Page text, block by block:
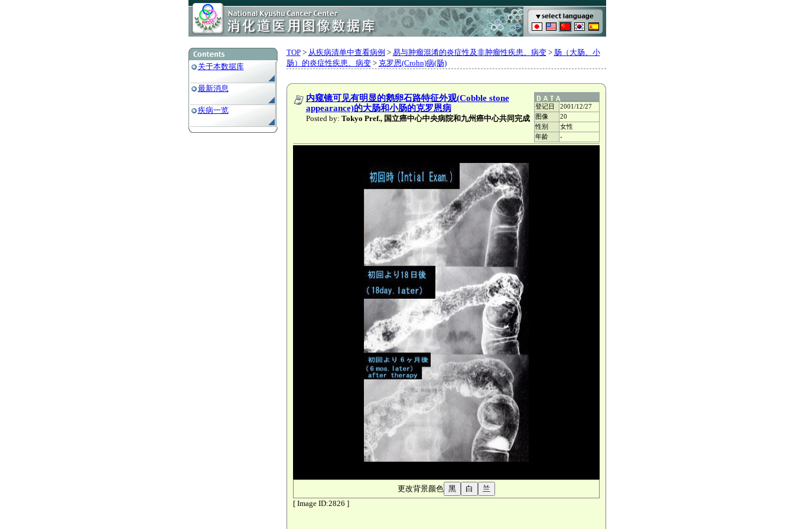
关于本数据库
最新消息
疾病一览
TOP> 从疾病清单中查看病例 > 易与肿瘤混淆的炎症性及非肿瘤性疾患、病变> 肠（大肠、小
肠）的炎症性疾患、病变> 克罗恩(Crohn)病(肠)
内窥镜可见有明显的鹅卵石路特征外观(Cobble stone
appearance)的大肠和小肠的克罗恩病
Posted by: Tokyo Pref., 国立癌中心中央病院和九州癌中心共同完成
登记日
2001/12/27
图像
20
性别
女性
年龄
-
更改背景颜色
[ Image ID:2826 ]